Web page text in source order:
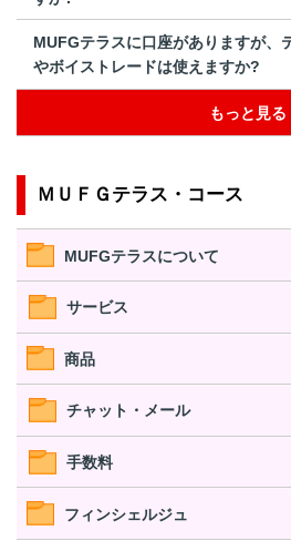
MUFGテラスに口座がありますが、
やボイストレードは使えますか?
もっと見る
ＭＵＦＧテラス・コース
MUFGテラスについて
サービス
商品
チャット・メール
手数料
フィンシェルジュ